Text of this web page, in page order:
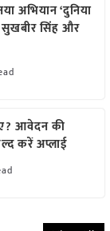
अभियान ‘दुनिया
सुखबीर सिंह और
आवेदन की
करें अप्लाई